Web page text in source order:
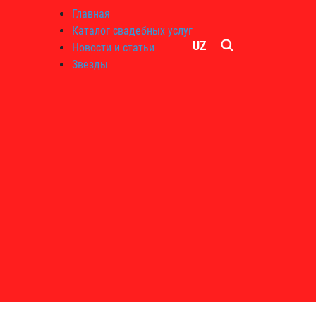
Главная
Каталог свадебных услуг
Новости и статьи
Звезды
UZ